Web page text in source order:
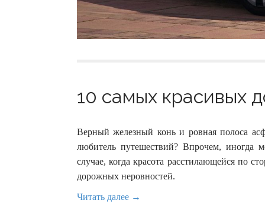
10 самых красивых
Верный железный конь и ровная полоса
любитель путешествий? Впрочем, иногда
случае, когда красота расстилающейся по
дорожных неровностей.
Читать далее →